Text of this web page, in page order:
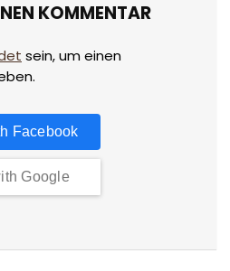
KOMMENTAR
sein, um einen
Facebook
Google